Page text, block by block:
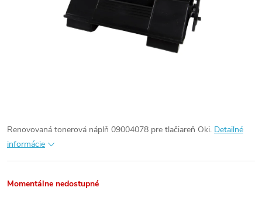
Renovovaná tonerová náplň 09004078 pre tlačiareň Oki. Detailné
informácie
Momentálne nedostupné